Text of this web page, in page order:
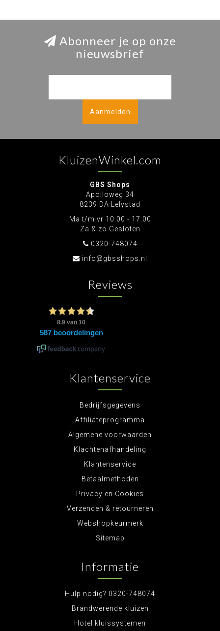
Abonneer je op onze
nieuwsbrief
Aanmelden
KluizenWinkel.com
GBS Shops
Apolloweg 34
8239 DA Lelystad
Ma t/m vr 10:00 - 17:00
Za & zo Gesloten
0320-748074
info@gbsshops.nl
Reviews
Klantenservice
Bedrijfsgegevens
Affiliateprogramma
Algemene voorwaarden
Klachtenafhandeling
Klantenservice
Betaalmethoden
Privacy en Cookies
Verzenden & retourneren
Webshopkeurmerk
Sitemap
Informatie
Hulp nodig? 0320-748074
Brandwerende kluizen
Hotel kluissystemen